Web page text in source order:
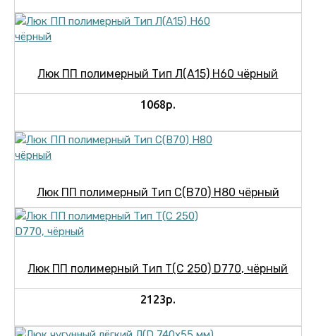
Люк ПП полимерный Тип Л(А15) Н60 чёрный
1068р.
Люк ПП полимерный Тип С(В70) Н80 чёрный
Люк ПП полимерный Тип Т(С 250) D770, чёрный
2123р.